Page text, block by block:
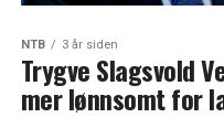
NTB 3 år siden
Trygve Slagsvold
mer lønnsomt for